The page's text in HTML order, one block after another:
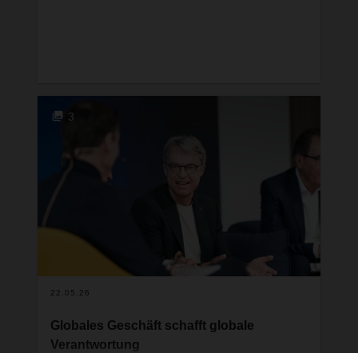
3
22.05.26
Globales Geschäft schafft globale
Verantwortung